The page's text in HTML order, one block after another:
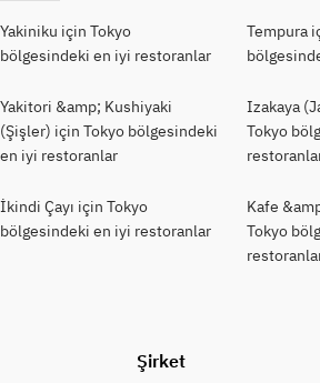
Yakiniku için Tokyo
bölgesindeki en iyi restoranlar
Tempura
Yakitori &amp; Kushiyaki
(Şişler) için Tokyo bölgesindeki
en iyi restoranlar
Izakaya
Tokyo
İkindi Çayı için Tokyo
bölgesindeki en iyi restoranlar
Kafe
Tokyo
Şirket